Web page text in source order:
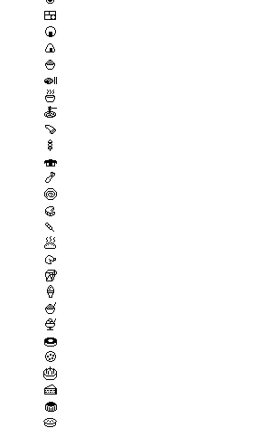
🍱
🍘
🍙
🍚
🍛
🍜
🍝
🍠
🍢
🍣
🍤
🍥
🥮
🍡
🥟
🥠
🥡
🍦
🍧
🍨
🍩
🍪
🎂
🍰
🧁
🥧